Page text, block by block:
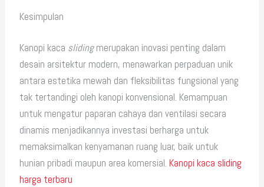
Kesimpulan
Kanopi kaca slidingmerupakan inovasi penting dalam
desain arsitektur modern, menawarkan perpaduan unik
antara estetika mewah dan fleksibilitas fungsional yang
tak tertandingi oleh kanopi konvensional. Kemampuan
untuk mengatur paparan cahaya dan ventilasi secara
dinamis menjadikannya investasi berharga untuk
memaksimalkan kenyamanan ruang luar, baik untuk
hunian pribadi maupun area komersial.Kanopi kaca sliding
harga terbaru